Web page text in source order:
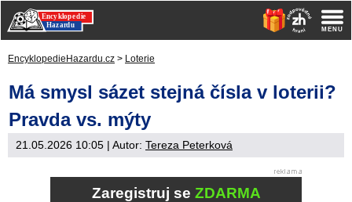
EncyklopedieHazardu.cz > Loterie
Má smysl sázet stejná čísla v loterii?
Pravda vs. mýty
21.05.2026 10:05 | Autor: Tereza Peterková
Zaregistruj se ZDARMA